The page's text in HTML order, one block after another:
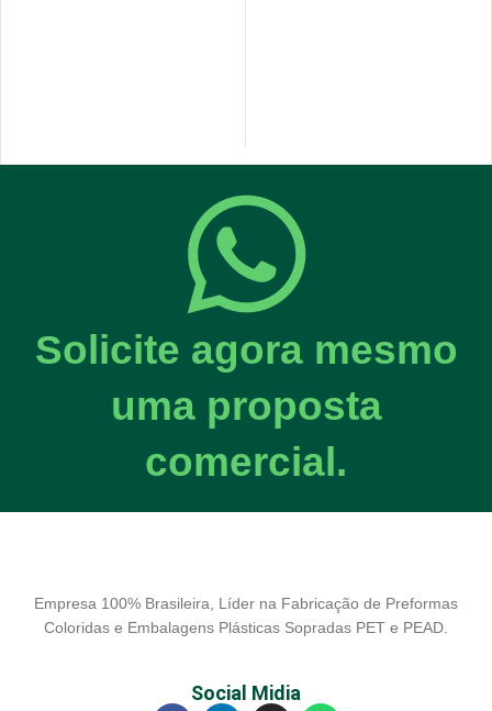
Solicite agora mesmo
uma proposta
comercial.
Empresa 100% Brasileira, Líder na Fabricação de Preformas
Coloridas e Embalagens Plásticas Sopradas PET e PEAD.
Social Midia